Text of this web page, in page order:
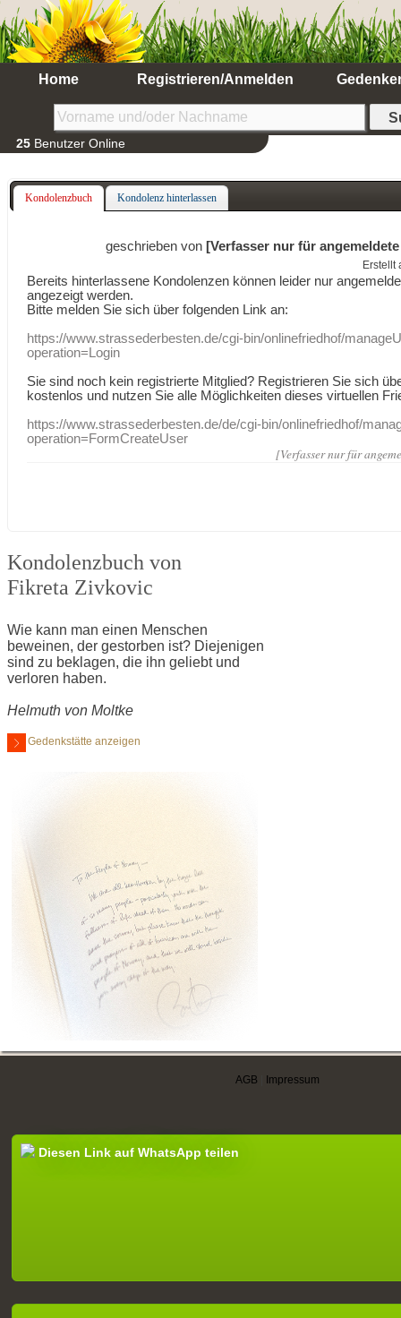
Home Registrieren/Anmelden
25 Benutzer Online
Kondolenzbuch Kondolenz hinterlassen
geschrieben von [Verfasser nur für
Erstellt
Bereits hinterlassene Kondolenzen können leider nur
angezeigt werden.
Bitte melden Sie sich über folgenden Link an:
https://www.strassederbesten.de/cgi-bin/onlinefriedhof/
operation=Login
Sie sind noch kein registrierte Mitglied? Registrieren Sie sich
kostenlos und nutzen Sie alle Möglichkeiten dieses virtuellen
https://www.strassederbesten.de/de/cgi-bin/onlinefriedhof/
operation=FormCreateUser
[Verfasser nur für
Kondolenzbuch von
Fikreta Zivkovic
Wie kann man einen Menschen
beweinen, der gestorben ist? Diejenigen
sind zu beklagen, die ihn geliebt und
verloren haben.
Helmuth von Moltke
Gedenkstätte anzeigen
AGB Impressum
Diesen Link auf WhatsApp teilen